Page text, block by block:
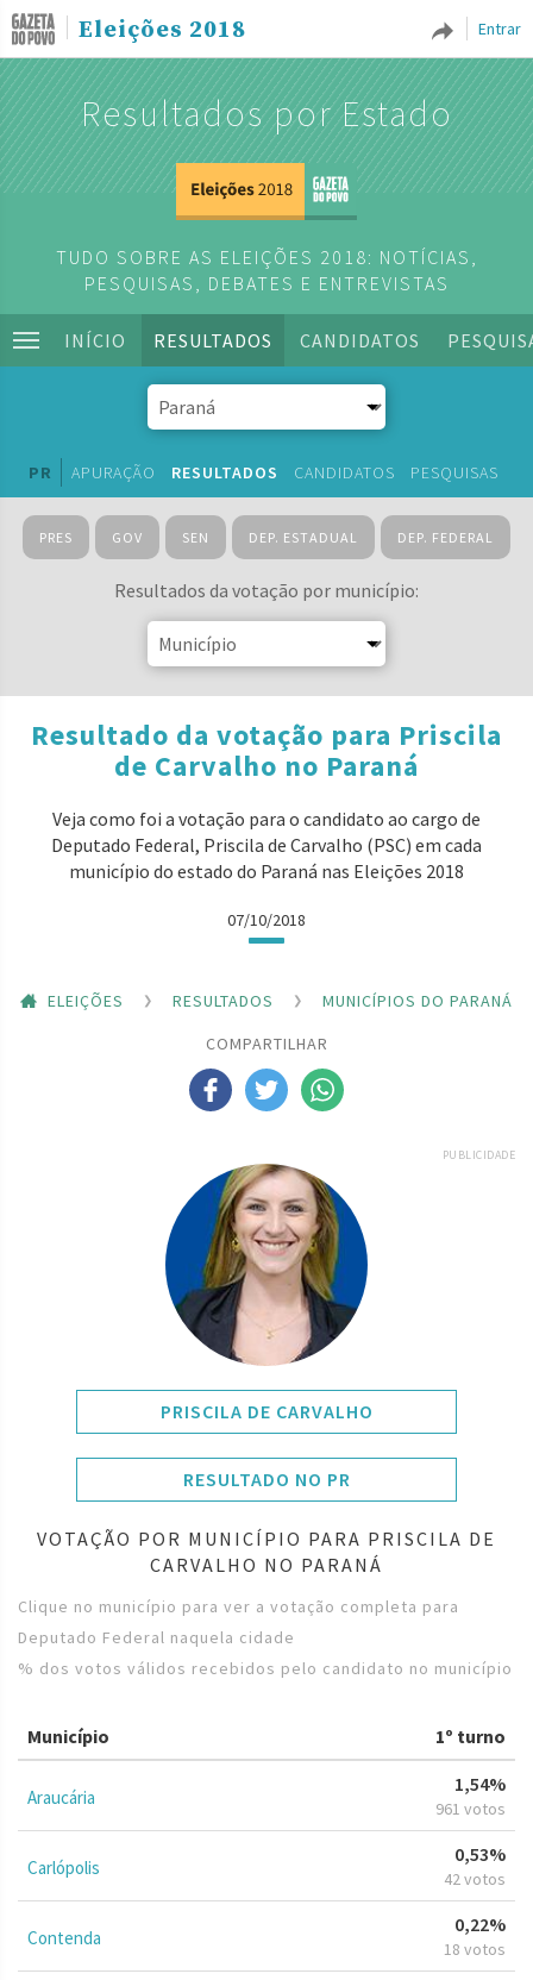
Entrar
Eleições 2018
Resultados por Estado
TUDO SOBRE AS ELEIÇÕES 2018: NOTÍCIAS,
PESQUISAS, DEBATES E ENTREVISTAS
INÍCIO RESULTADOS CANDIDATOS
PR APURAÇÃO RESULTADOS CANDIDATOS PESQUISAS
PRES GOV SEN DEP. ESTADUAL DEP. FEDERAL
Resultados da votação por município:
Resultado da votação para Priscila
de Carvalho no Paraná
Veja como foi a votação para o candidato ao cargo de
Deputado Federal, Priscila de Carvalho (PSC) em cada
município do estado do Paraná nas Eleições 2018
07/10/2018
ELEIÇÕES RESULTADOS
MUNICÍPIOS DO PARANÁ
COMPARTILHAR
PUBLICIDADE
PRISCILA DE CARVALHO
RESULTADO NO PR
VOTAÇÃO POR MUNICÍPIO PARA PRISCILA DE
CARVALHO NO PARANÁ
Clique no município para ver a votação completa para
Deputado Federal naquela cidade
% dos votos válidos recebidos pelo candidato no município
Município 1º turno
Araucária
1,54%
961 votos
Carlópolis
0,53%
42 votos
Contenda
0,22%
18 votos